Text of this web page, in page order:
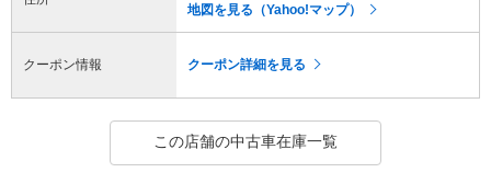
地図を見る（Yahoo!マップ）
クーポン情報 クーポン詳細を見る
この店舗の中古車在庫一覧